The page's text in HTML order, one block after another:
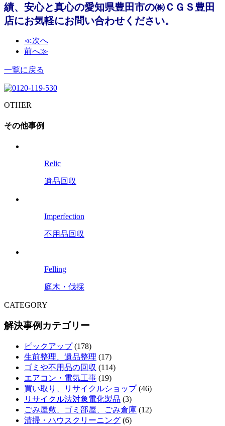
績、安心と真心の愛知県豊田市の㈱ＣＧＳ豊田
店にお気軽にお問い合わせください。
≪次へ
前へ≫
一覧に戻る
OTHER
その他事例
Relic
遺品回収
Imperfection
不用品回収
Felling
庭木・伐採
CATEGORY
解決事例カテゴリー
ピックアップ(178)
生前整理、遺品整理 (17)
ゴミや不用品の回収 (114)
エアコン・電気工事 (19)
買い取り、リサイクルショップ(46)
リサイクル法対象電化製品 (3)
ごみ屋敷、ゴミ部屋、ごみ倉庫 (12)
清掃・ハウスクリーニング (6)